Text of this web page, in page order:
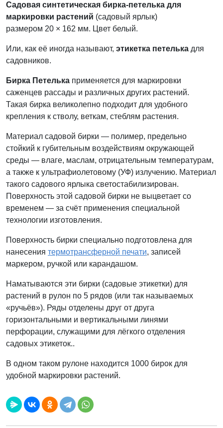
Садовая синтетическая бирка-петелька для
маркировки растений (садовый ярлык)
размером 20 × 162 мм. Цвет белый.
Или, как её иногда называют, этикетка петелька для
садовников.
Бирка Петелька применяется для маркировки
саженцев рассады и различных других растений.
Такая бирка великолепно подходит для удобного
крепления к стволу, веткам, стеблям растения.
Материал садовой бирки — полимер, предельно
стойкий к губительным воздействиям окружающей
среды — влаге, маслам, отрицательным температурам,
а также к ультрафиолетовому (УФ) излучению. Материал
такого садового ярлыка светостабилизирован.
Поверхность этой садовой бирки не выцветает со
временем — за счёт применения специальной
технологии изготовления.
Поверхность бирки специально подготовлена для
нанесения термотрансферной печати, записей
маркером, ручкой или карандашом.
Наматываются эти бирки (садовые этикетки) для
растений в рулон по 5 рядов (или так называемых
«ручьёв»). Ряды отделены друг от друга
горизонтальными и вертикальными линями
перфорации, служащими для лёгкого отделения
садовых этикеток..
В одном таком рулоне находится 1000 бирок для
удобной маркировки растений.